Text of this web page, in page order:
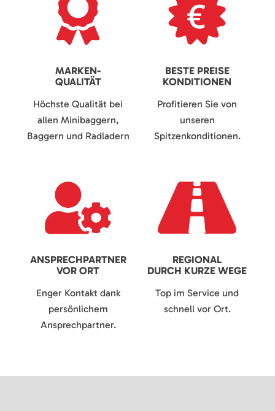
MARKEN-
QUALITÄT
Höchste Qualität bei
allen Minibaggern,
Baggern und Radladern
BESTE PREISE
KONDITIONEN
Profitieren Sie von
unseren
Spitzenkonditionen.
ANSPRECHPARTNER
VOR ORT
Enger Kontakt dank
persönlichem
Ansprechpartner.
REGIONAL
DURCH KURZE WEGE
Top im Service und
schnell vor Ort.